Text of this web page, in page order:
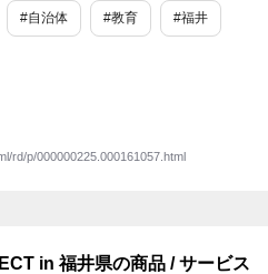
#自治体 #教育 #福井
rd/p/000000225.000161057.html
in 福井県の商品 / サービス